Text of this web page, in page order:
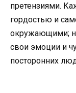
претензиями.
гордостью и
окружающими;
свои эмоции и
посторонних